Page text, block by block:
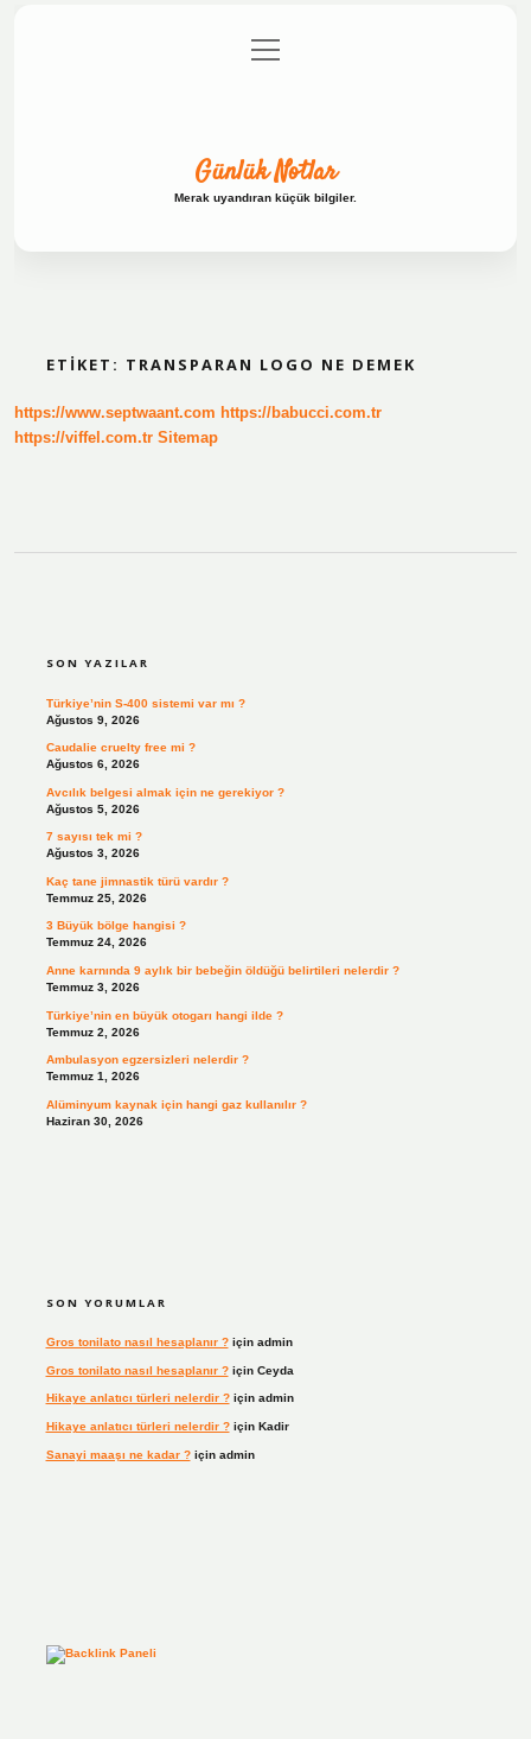
Gizlilik Politikası
menüyü
aç
Günlük Notlar
Merak uyandıran küçük bilgiler.
ETIKET: TRANSPARAN LOGO NE DEMEK
https://www.septwaant.com https://babucci.com.tr
https://viffel.com.tr Sitemap
SON YAZILAR
Türkiye’nin S-400 sistemi var mı ?
Ağustos 9, 2026
Caudalie cruelty free mi ?
Ağustos 6, 2026
Avcılık belgesi almak için ne gerekiyor ?
Ağustos 5, 2026
7 sayısı tek mi ?
Ağustos 3, 2026
Kaç tane jimnastik türü vardır ?
Temmuz 25, 2026
3 Büyük bölge hangisi ?
Temmuz 24, 2026
Anne karnında 9 aylık bir bebeğin öldüğü belirtileri nelerdir ?
Temmuz 3, 2026
Türkiye’nin en büyük otogarı hangi ilde ?
Temmuz 2, 2026
Ambulasyon egzersizleri nelerdir ?
Temmuz 1, 2026
Alüminyum kaynak için hangi gaz kullanılır ?
Haziran 30, 2026
SON YORUMLAR
Gros tonilato nasıl hesaplanır ?için admin
Gros tonilato nasıl hesaplanır ?için Ceyda
Hikaye anlatıcı türleri nelerdir ?için admin
Hikaye anlatıcı türleri nelerdir ?için Kadir
Sanayi maaşı ne kadar ?için admin